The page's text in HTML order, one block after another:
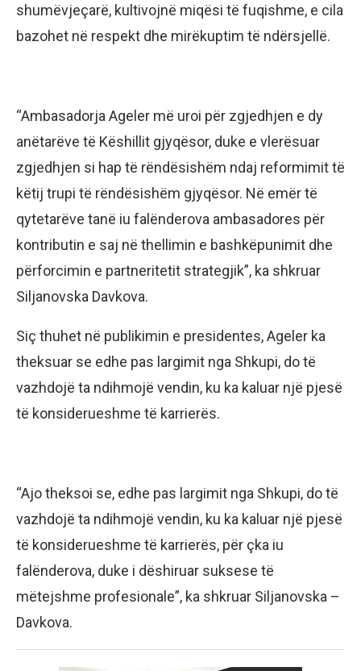
shumëvjeçarë, kultivojnë miqësi të fuqishme, e cila
bazohet në respekt dhe mirëkuptim të ndërsjellë.
“Ambasadorja Ageler më uroi për zgjedhjen e dy
anëtarëve të Këshillit gjyqësor, duke e vlerësuar
zgjedhjen si hap të rëndësishëm ndaj reformimit të
këtij trupi të rëndësishëm gjyqësor. Në emër të
qytetarëve tanë iu falënderova ambasadores për
kontributin e saj në thellimin e bashkëpunimit dhe
përforcimin e partneritetit strategjik”, ka shkruar
Siljanovska Davkova.
Siç thuhet në publikimin e presidentes, Ageler ka
theksuar se edhe pas largimit nga Shkupi, do të
vazhdojë ta ndihmojë vendin, ku ka kaluar një pjesë
të konsiderueshme të karrierës.
“Ajo theksoi se, edhe pas largimit nga Shkupi, do të
vazhdojë ta ndihmojë vendin, ku ka kaluar një pjesë
të konsiderueshme të karrierës, për çka iu
falënderova, duke i dëshiruar suksese të
mëtejshme profesionale”, ka shkruar Siljanovska –
Davkova.